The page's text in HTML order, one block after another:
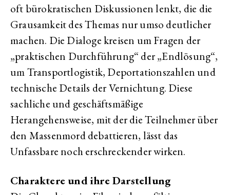
oft bürokratischen Diskussionen lenkt, die die
Grausamkeit des Themas nur umso deutlicher
machen. Die Dialoge kreisen um Fragen der
„praktischen Durchführung“ der „Endlösung“,
um Transportlogistik, Deportationszahlen und
technische Details der Vernichtung. Diese
sachliche und geschäftsmäßige
Herangehensweise, mit der die Teilnehmer über
den Massenmord debattieren, lässt das
Unfassbare noch erschreckender wirken.
Charaktere und ihre Darstellung